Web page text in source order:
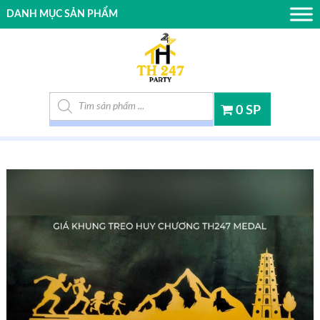
Tìm kiếm sản phẩm
0 SP
DANH MỤC SẢN PHẨM